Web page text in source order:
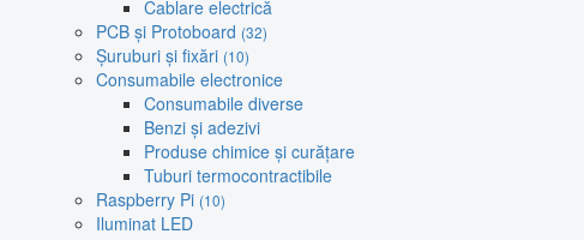
Cablare electrică
PCB și Protoboard (32)
Șuruburi și fixări (10)
Consumabile electronice
Consumabile diverse
Benzi și adezivi
Produse chimice și curățare
Tuburi termocontractibile
Raspberry Pi (10)
Iluminat LED